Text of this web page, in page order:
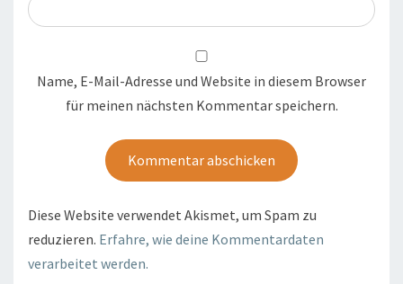
Name, E-Mail-Adresse und Website in diesem Browser
für meinen nächsten Kommentar speichern.
Diese Website verwendet Akismet, um Spam zu
reduzieren. Erfahre, wie deine Kommentardaten
verarbeitet werden.